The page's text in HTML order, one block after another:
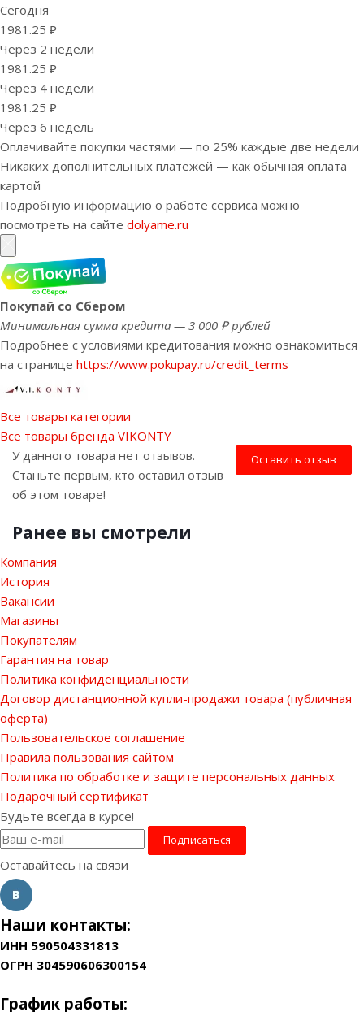
Сегодня
1981.25 ₽
Через 2 недели
1981.25 ₽
Через 4 недели
1981.25 ₽
Через 6 недель
Оплачивайте покупки частями — по 25% каждые две недели
Никаких дополнительных платежей — как обычная оплата
картой
Подробную информацию о работе сервиса можно
посмотреть на сайте dolyame.ru
Покупай со Сбером
Минимальная сумма кредита — 3 000 ₽ рублей
Подробнее с условиями кредитования можно ознакомиться
на странице https://www.pokupay.ru/credit_terms
Все товары категории
Все товары бренда VIKONTY
Оставить отзыв
У данного товара нет отзывов.
Станьте первым, кто оставил отзыв
об этом товаре!
Ранее вы смотрели
Компания
История
Вакансии
Магазины
Покупателям
Гарантия на товар
Политика конфиденциальности
Договор дистанционной купли-продажи товара (публичная
оферта)
Пользовательское соглашение
Правила пользования сайтом
Политика по обработке и защите персональных данных
Подарочный сертификат
Будьте всегда в курсе!
Оставайтесь на связи
Наши контакты:
ИНН 590504331813
ОГРН 304590606300154
График работы: